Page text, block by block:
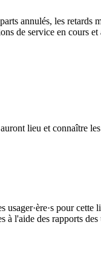
annulés, les retards
de service en cours et
lieu et connaître
pour cette
l'aide des rapports des